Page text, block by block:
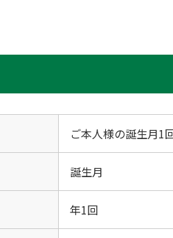
ご本人様の誕生月1
誕生月
年1回